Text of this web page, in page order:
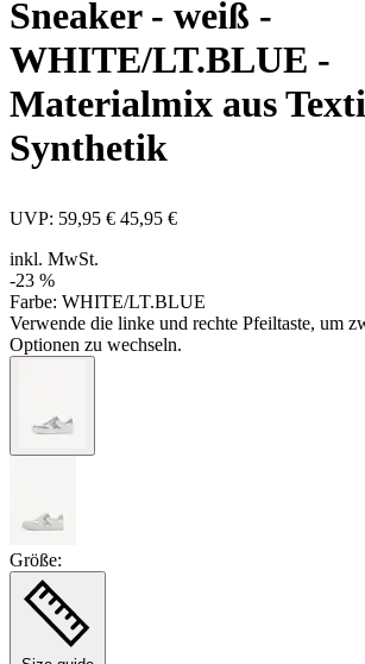
Sneaker - weiß -
WHITE/LT.BLUE -
Materialmix aus
Synthetik
UVP: 59,95 € 45,95 €
inkl. MwSt.
-23 %
Farbe: WHITE/LT.BLUE
Verwende die linke und rechte Pfeiltaste, um
Optionen zu wechseln.
Größe: